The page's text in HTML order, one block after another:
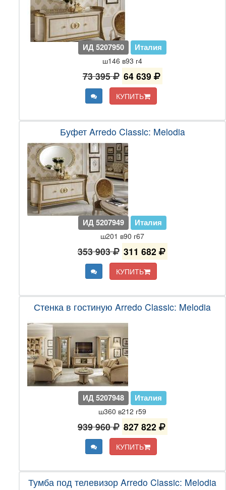
ИД 5207950 Италия
ш146 в93 г4
73 395 64 639
КУПИТЬ
Буфет Arredo Classic: Melodia
ИД 5207949 Италия
ш201 в90 г67
353 903 311 682
КУПИТЬ
Стенка в гостиную Arredo Classic: Melodia
ИД 5207948 Италия
ш360 в212 г59
939 960 827 822
КУПИТЬ
Тумба под телевизор Arredo Classic: Melodia